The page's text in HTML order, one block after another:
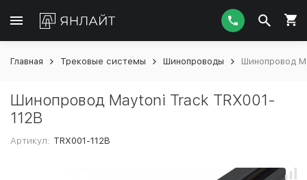
Главная Трековые системы Шинопроводы Шинопровод
Шинопровод Maytoni Track TRX001-
112B
Артикул: TRX001-112B